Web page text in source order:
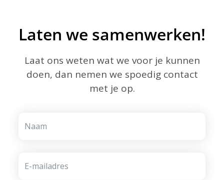
Laten we samenwerken!
Laat ons weten wat we voor je kunnen
doen, dan nemen we spoedig contact
met je op.